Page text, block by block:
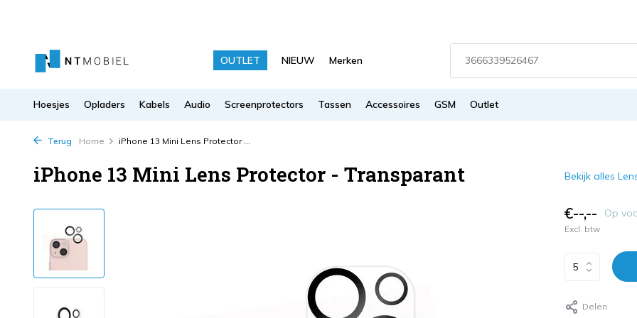
OUTLET NIEUW Merken
Hoesjes Opladers Kabels Audio Screenprotectors Tassen Accessoires GSM Outlet
Terug Home iPhone 13 Mini Lens Protector ...
iPhone 13 Mini Lens Protector - Transparant Bekijk alles
€--,-- Op
Excl. btw
Delen